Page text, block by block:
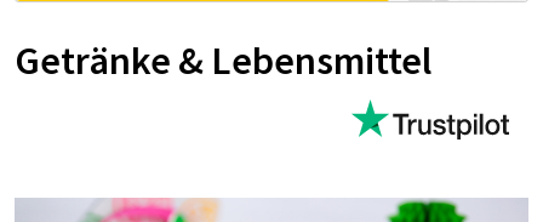
Getränke & Lebensmittel